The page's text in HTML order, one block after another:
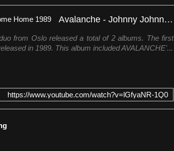
Avalanche - Johnny Johnny Come Home 1989
from Oslo released a total of 2 albums. The first
in 1989. This album included AVALANCHE'...
https://www.youtube.com/watch?v=lGfyaNR-1Q0